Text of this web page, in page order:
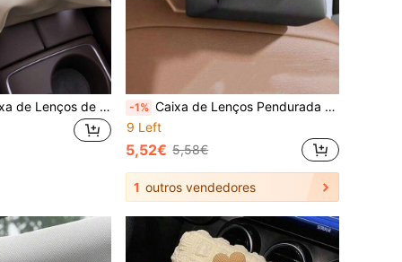
Suporte para Caixa de Lenços de Couro PU para Carro, Acessório de Arrumação para Interior de Carro -1% Caixa de Lenços Pendurada no Encosto do Carro, Bolsa de Lenços Criativa, Dispensador de Lenços Montado no Banco Traseiro, Caixa de Lenços Pendurada, Bolsa de Arrumação Multifuncional, Bolsa de Arrumação de Lenços para Interior de Carro com Viseira, Organizador de Lenços Portátil Unissexo, Acessório de Arrumação para Carro, Presente Essencial para Condutores
9 Left
5,52€ 5,58€
1 outros vendedores